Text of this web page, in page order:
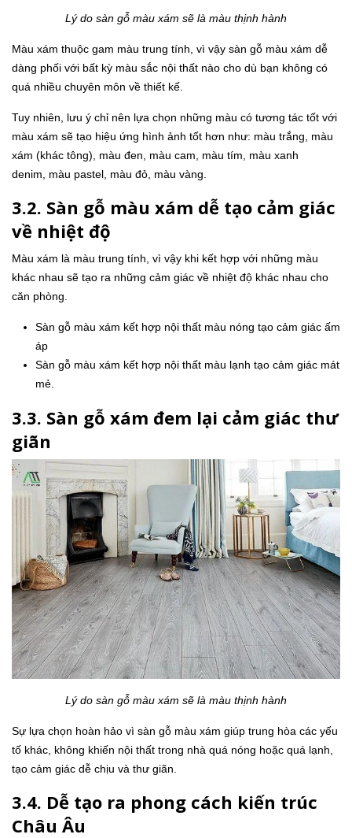
Lý do sàn gỗ màu xám sẽ là màu thịnh hành
Màu xám thuộc gam màu trung tính, vì vậy sàn gỗ màu xám dễ
dàng phối với bất kỳ màu sắc nội thất nào cho dù bạn không có
quá nhiều chuyên môn về thiết kế.
Tuy nhiên, lưu ý chỉ nên lựa chọn những màu có tương tác tốt với
màu xám sẽ tạo hiệu ứng hình ảnh tốt hơn như: màu trắng, màu
xám (khác tông), màu đen, màu cam, màu tím, màu xanh
denim, màu pastel, màu đỏ, màu vàng.
3.2. Sàn gỗ màu xám dễ tạo cảm giác
về nhiệt độ
Màu xám là màu trung tính, vì vậy khi kết hợp với những màu
khác nhau sẽ tạo ra những cảm giác về nhiệt độ khác nhau cho
căn phòng.
Sàn gỗ màu xám kết hợp nội thất màu nóng tạo cảm giác ấm
áp
Sàn gỗ màu xám kết hợp nội thất màu lạnh tạo cảm giác mát
mẻ.
3.3. Sàn gỗ xám đem lại cảm giác thư
giãn
Lý do sàn gỗ màu xám sẽ là màu thịnh hành
Sự lựa chọn hoàn hảo vì sàn gỗ màu xám giúp trung hòa các yếu
tố khác, không khiến nội thất trong nhà quá nóng hoặc quá lạnh,
tạo cảm giác dễ chịu và thư giãn.
3.4. Dễ tạo ra phong cách kiến trúc
Châu Âu